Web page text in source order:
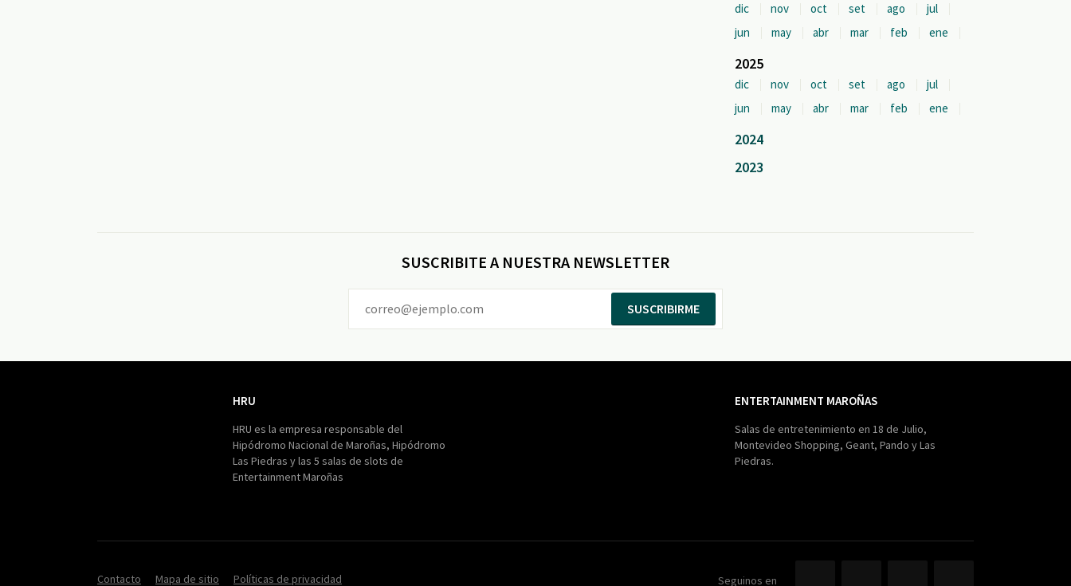
dic nov oct set ago
jul
jun
may abr mar feb ene
2025
dic nov oct set ago
jul
jun
may abr mar feb ene
2024
2023
SUSCRIBITE A NUESTRA NEWSLETTER
SUSCRIBIRME
HRU
HRU es la empresa responsable del
Hipódromo Nacional de Maroñas, Hipódromo
Las Piedras y las 5 salas de slots de
Entertainment Maroñas
ENTERTAINMENT MAROÑAS
Salas de entretenimiento en 18 de Julio,
Montevideo Shopping, Geant, Pando y Las
Piedras.
Contacto Mapa de sitio Políticas de privacidad Seguinos en